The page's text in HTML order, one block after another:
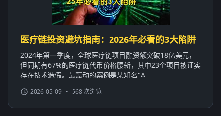
医疗链投资避坑指南：2026年必看的3大陷阱
2024年第一季度，全球医疗链项目融资额突破18亿美元，
但同期有67%的医疗链代币价格腰斩，其中23个项目被证实
存在技术造假。最轰动的案例是某知名"A...
2026-05-09 • 568 次浏览